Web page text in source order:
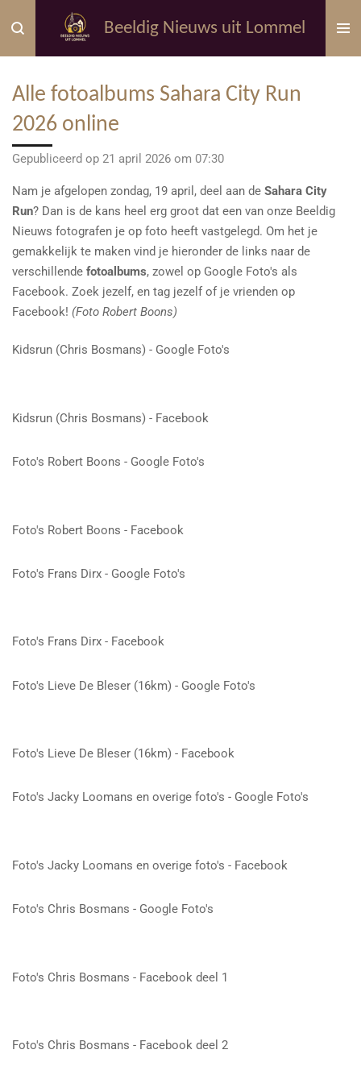
direct
naar
hoofdinhoud
Beeldig Nieuws uit Lommel
Alle fotoalbums Sahara City Run
2026 online
Gepubliceerd op 21 april 2026 om 07:30
Nam je afgelopen zondag, 19 april, deel aan de Sahara City
Run? Dan is de kans heel erg groot dat een van onze Beeldig
Nieuws fotografen je op foto heeft vastgelegd. Om het je
gemakkelijk te maken vind je hieronder de links naar de
verschillende fotoalbums, zowel op Google Foto's als
Facebook. Zoek jezelf, en tag jezelf of je vrienden op
Facebook! (Foto Robert Boons)
Kidsrun (Chris Bosmans) - Google Foto's
Kidsrun (Chris Bosmans) - Facebook
Foto's Robert Boons - Google Foto's
Foto's Robert Boons - Facebook
Foto's Frans Dirx - Google Foto's
Foto's Frans Dirx - Facebook
Foto's Lieve De Bleser (16km) - Google Foto's
Foto's Lieve De Bleser (16km) - Facebook
Foto's Jacky Loomans en overige foto's - Google Foto's
Foto's Jacky Loomans en overige foto's - Facebook
Foto's Chris Bosmans - Google Foto's
Foto's Chris Bosmans - Facebook deel 1
Foto's Chris Bosmans - Facebook deel 2